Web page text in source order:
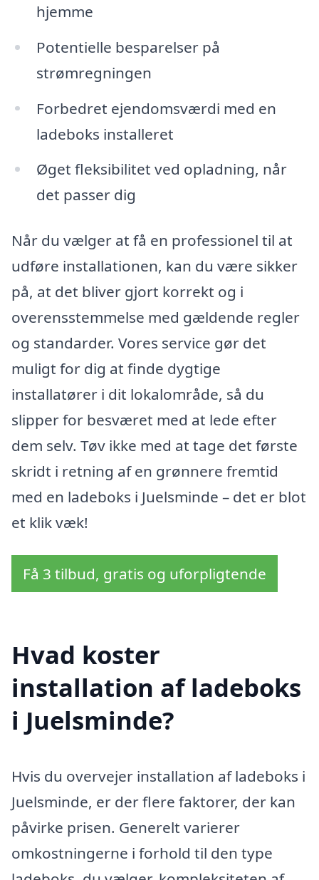
hjemme
Potentielle besparelser på
strømregningen
Forbedret ejendomsværdi med en
ladeboks installeret
Øget fleksibilitet ved opladning, når
det passer dig
Når du vælger at få en professionel til at
udføre installationen, kan du være sikker
på, at det bliver gjort korrekt og i
overensstemmelse med gældende regler
og standarder. Vores service gør det
muligt for dig at finde dygtige
installatører i dit lokalområde, så du
slipper for besværet med at lede efter
dem selv. Tøv ikke med at tage det første
skridt i retning af en grønnere fremtid
med en ladeboks i Juelsminde – det er blot
et klik væk!
Få 3 tilbud, gratis og uforpligtende
Hvad koster
installation af ladeboks
i Juelsminde?
Hvis du overvejer installation af ladeboks i
Juelsminde, er der flere faktorer, der kan
påvirke prisen. Generelt varierer
omkostningerne i forhold til den type